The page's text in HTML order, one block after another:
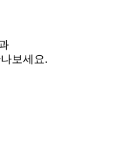
보세요.